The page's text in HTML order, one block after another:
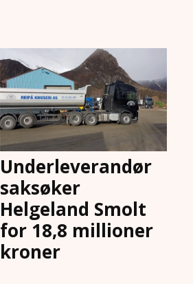
Underleverandør
saksøker
Helgeland Smolt
for 18,8 millioner
kroner